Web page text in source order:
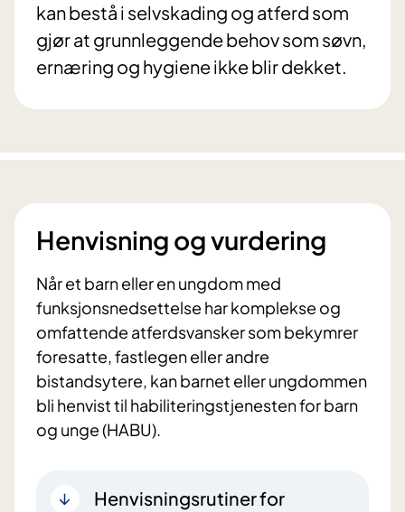
kan bestå i selvskading og atferd som
gjør at grunnleggende behov som søvn,
ernæring og hygiene ikke blir dekket.
Henvisning og vurdering
Når et barn eller en ungdom med
funksjonsnedsettelse har komplekse og
omfattende atferdsvansker som bekymrer
foresatte, fastlegen eller andre
bistandsytere, kan barnet eller ungdommen
bli henvist til habiliteringstjenesten for barn
og unge (HABU).
Henvisningsrutiner for